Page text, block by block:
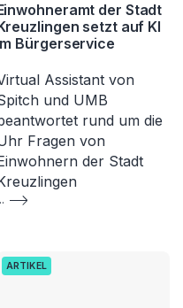
der Stadt
setzt auf KI
Bürgerservice
Assistant von
und UMB
rund um die
Fragen von
der Stadt
ARTIKEL